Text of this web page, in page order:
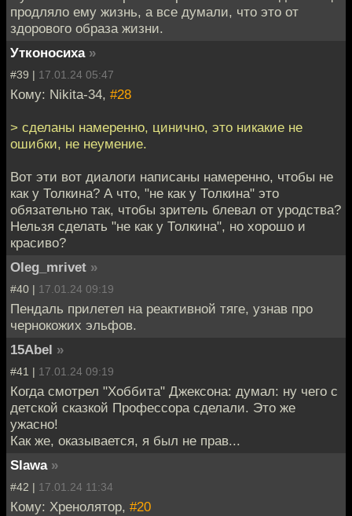
продляло ему жизнь, а все думали, что это от
здорового образа жизни.
Утконосиха »
#39 | 17.01.24 05:47
Кому: Nikita-34, #28
> сделаны намеренно, цинично, это никакие не
ошибки, не неумение.
Вот эти вот диалоги написаны намеренно, чтобы не
как у Толкина? А что, "не как у Толкина" это
обязательно так, чтобы зритель блевал от уродства?
Нельзя сделать "не как у Толкина", но хорошо и
красиво?
Oleg_mrivet »
#40 | 17.01.24 09:19
Пендаль прилетел на реактивной тяге, узнав про
чернокожих эльфов.
15Abel »
#41 | 17.01.24 09:19
Когда смотрел "Хоббита" Джексона: думал: ну чего с
детской сказкой Профессора сделали. Это же
ужасно!
Как же, оказывается, я был не прав...
Slawa »
#42 | 17.01.24 11:34
Кому: Хренолятор, #20